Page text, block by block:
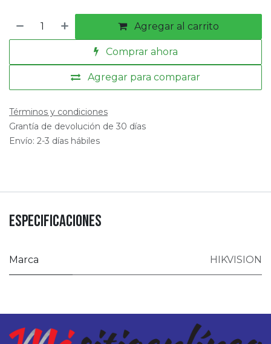
Agregar al carrito
Comprar ahora
Agregar para comparar
Términos y condiciones
Grantía de devolución de 30 días
Envío: 2-3 días hábiles
Especificaciones
Marca HIKVISION